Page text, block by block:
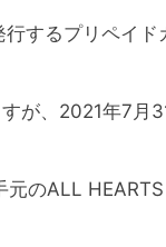
するプリペイ
が、2021年7
のALL